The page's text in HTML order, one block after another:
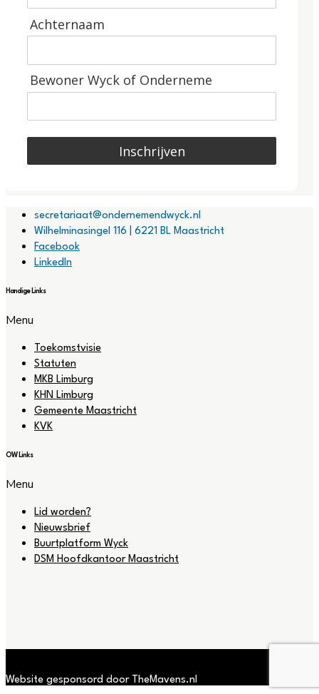
Achternaam
Bewoner Wyck of Onderneme
Inschrijven
secretariaat@ondernemendwyck.nl
Wilhelminasingel 116 | 6221 BL Maastricht
Facebook
LinkedIn
Handige Links
Menu
Toekomstvisie
Statuten
MKB Limburg
KHN Limburg
Gemeente Maastricht
KVK
OW Links
Menu
Lid worden?
Nieuwsbrief
Buurtplatform Wyck
DSM Hoofdkantoor Maastricht
Website gesponsord door TheMavens.nl